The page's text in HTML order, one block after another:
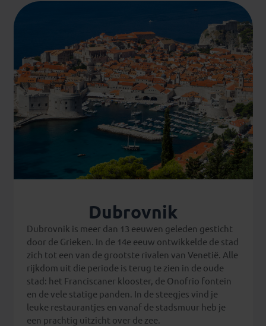
Dubrovnik
Dubrovnik is meer dan 13 eeuwen geleden gesticht
door de Grieken. In de 14e eeuw ontwikkelde de stad
zich tot een van de grootste rivalen van Venetië. Alle
rijkdom uit die periode is terug te zien in de oude
stad: het Franciscaner klooster, de Onofrio fontein
en de vele statige panden. In de steegjes vind je
leuke restaurantjes en vanaf de stadsmuur heb je
een prachtig uitzicht over de zee.